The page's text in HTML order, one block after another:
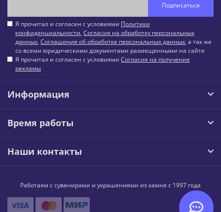
Подписаться
Я прочитал и согласен с условиями Политики
конфиденциальности, Согласия на обработку персональных
данных, Соглашения об обработке персональных данных, а так же
со всеми юридическими документами размещенными на сайте
Я прочитал и согласен с условиями Согласия на получение
рекламы
Информация
Время работы
Наши контакты
Работаем с сувенирами и украшениями из камня с 1997 года